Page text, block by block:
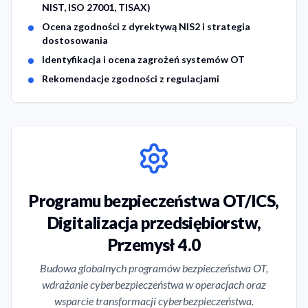
NIST, ISO 27001, TISAX)
Ocena zgodności z dyrektywą NIS2 i strategia
dostosowania
Identyfikacja i ocena zagrożeń systemów OT
Rekomendacje zgodności z regulacjami
Programu bezpieczeństwa OT/ICS,
Digitalizacja przedsiębiorstw,
Przemysł 4.0
Budowa globalnych programów bezpieczeństwa OT,
wdrażanie cyberbezpieczeństwa w operacjach oraz
wsparcie transformacji cyberbezpieczeństwa.